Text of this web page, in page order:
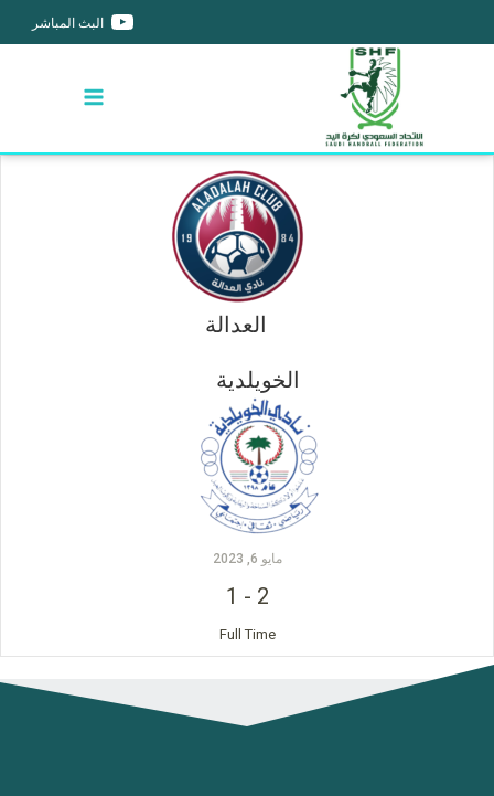
البث المباشر
العدالة
الخويلدية
مايو 6, 2023
2
-
1
Full Time